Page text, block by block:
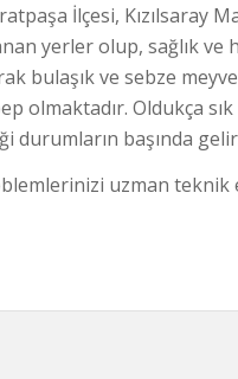
İlçesi, Kızılsaray
yerler olup, sağlık
bulaşık ve sebze
olmaktadır. Oldukça
durumların başında
uzman teknik